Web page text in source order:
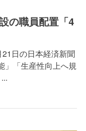
の職員配置「4
日の日本経済新聞
」「生産性向上へ規